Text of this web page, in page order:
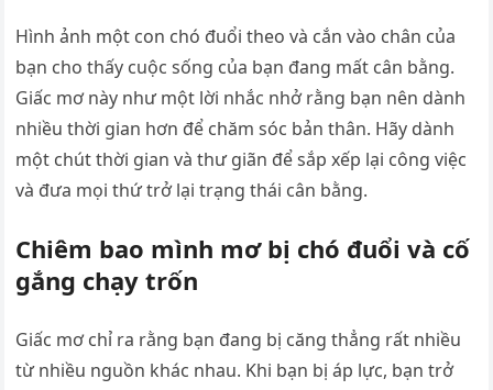
Hình ảnh một con chó đuổi theo và cắn vào chân của
bạn cho thấy cuộc sống của bạn đang mất cân bằng.
Giấc mơ này như một lời nhắc nhở rằng bạn nên dành
nhiều thời gian hơn để chăm sóc bản thân. Hãy dành
một chút thời gian và thư giãn để sắp xếp lại công việc
và đưa mọi thứ trở lại trạng thái cân bằng.
Chiêm bao mình mơ bị chó đuổi và cố
gắng chạy trốn
Giấc mơ chỉ ra rằng bạn đang bị căng thẳng rất nhiều
từ nhiều nguồn khác nhau. Khi bạn bị áp lực, bạn trở